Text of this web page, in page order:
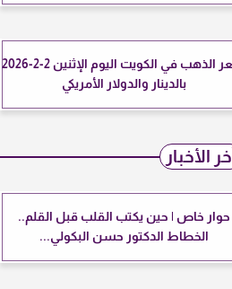
سعر الذهب في الكويت اليوم الإثنين 2-2-2026
بالدينار والدولار الأمريكي
آخر الأخبار
حوار خاص | حين يكتب القلب قبل القلم..
الخطاط الدكتور حسن البكولي...